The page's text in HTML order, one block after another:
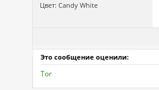
Цвет: Candy White
Это сообщение оценили:
Tor